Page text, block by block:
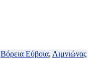
Βόρεια Εύβοια, Λιμνιώνας